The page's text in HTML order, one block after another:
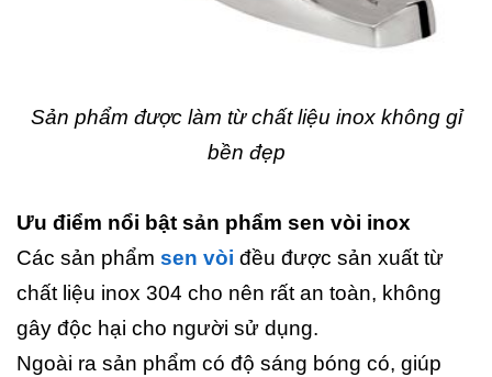
Sản phẩm được làm từ chất liệu inox không gỉ
bền đẹp
Ưu điểm nổi bật sản phẩm sen vòi inox
Các sản phẩm sen vòi đều được sản xuất từ
chất liệu inox 304 cho nên rất an toàn, không
gây độc hại cho người sử dụng.
Ngoài ra sản phẩm có độ sáng bóng có, giúp